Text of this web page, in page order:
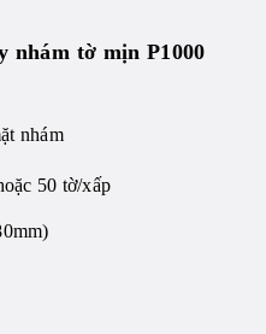
nhám tờ mịn P1000
nhám
50 tờ/xấp